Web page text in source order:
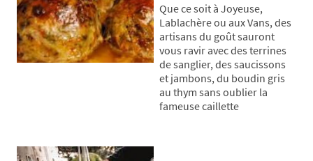
Que ce soit à Joyeuse,
Lablachère ou aux Vans, des
artisans du goût sauront
vous ravir avec des terrines
de sanglier, des saucissons
et jambons, du boudin gris
au thym sans oublier la
fameuse caillette